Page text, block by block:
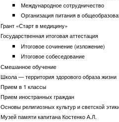
Международное сотрудничество
Организация питания в
Грант «Старт в медицину»
Государственная итоговая аттестация
Итоговое сочинение (изложение)
Итоговое собеседование
Смешанное обучение
Школа — территория здорового образа жизни
Прием в 1 классы
Прием иностранных граждан
Основы религиозных культур и светской
Музей памяти капитана Костенко А.Л.